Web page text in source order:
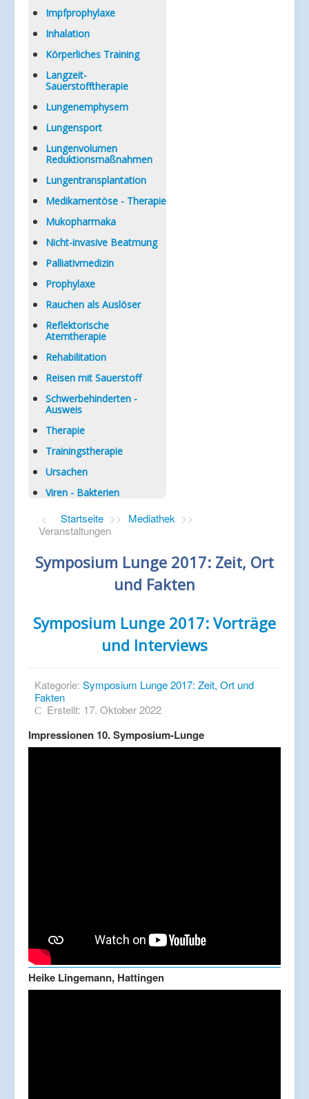
Impfprophylaxe
Inhalation
Körperliches Training
Langzeit-
Sauerstofftherapie
Lungenemphysem
Lungensport
Lungenvolumen
Reduktionsmaßnahmen
Lungentransplantation
Medikamentöse - Therapie
Mukopharmaka
Nicht-invasive Beatmung
Palliativmedizin
Prophylaxe
Rauchen als Auslöser
Reflektorische
Atemtherapie
Rehabilitation
Reisen mit Sauerstoff
Schwerbehinderten -
Ausweis
Therapie
Trainingstherapie
Ursachen
Viren - Bakterien
Startseite >> Mediathek >>
Veranstaltungen
Symposium Lunge 2017: Zeit, Ort
und Fakten
Symposium Lunge 2017: Vorträge
und Interviews
Kategorie: Symposium Lunge 2017: Zeit, Ort und
Fakten
Erstellt: 17. Oktober 2022
Impressionen 10. Symposium-Lunge
Heike Lingemann, Hattingen